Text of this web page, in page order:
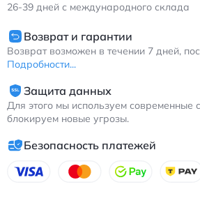
26-39 дней с международного склада
Возврат и гарантии
Возврат возможен в течении 7 дней,
Подробности...
Защита данных
Для этого мы используем современные
блокируем новые угрозы.
Безопасность платежей